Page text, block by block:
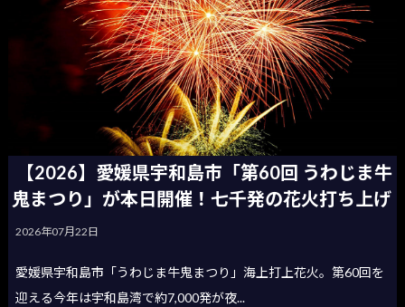
【2026】愛媛県宇和島市「第60回 うわじま牛
鬼まつり」が本日開催！七千発の花火打ち上げ
2026年07月22日
愛媛県宇和島市「うわじま牛鬼まつり」海上打上花火。第60回を
迎える今年は宇和島湾で約7,000発が夜...